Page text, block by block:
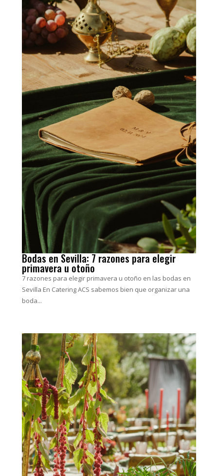
Bodas en Sevilla: 7 razones para elegir
primavera u otoño
7 razones para elegir primavera u otoño en las bodas en
Sevilla En Catering ACS sabemos bien que organizar una
boda...